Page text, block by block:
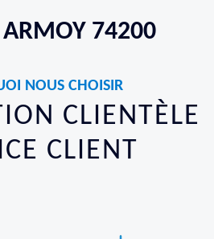
74200
NOUS CHOISIR
CLIENTÈLE
CLIENT